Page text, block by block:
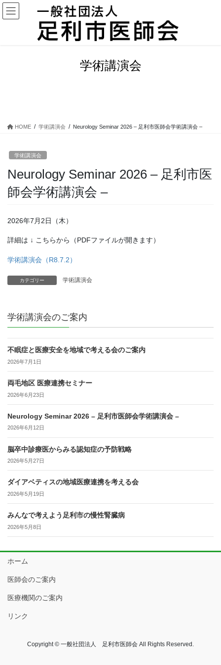
コ
ン
ナ
ビ
学術講演会
HOME 学術講演会 Neurology Seminar 2026 – 足利市医師会学術講演会 –
学術講演会
Neurology Seminar 2026 – 足利市医
師会学術講演会 –
2026年7月2日（木）
詳細は ↓ こちらから（PDFファイルが開きます）
学術講演会（R8.7.2）
カテゴリー 学術講演会
学術講演会のご案内
不眠症と医療安全を地域で考える会のご案内
2026年7月1日
両毛地区 医療連携セミナー
2026年6月23日
Neurology Seminar 2026 – 足利市医師会学術講演会 –
2026年6月12日
脳卒中診療医からみる認知症の予防戦略
2026年5月27日
ダイアベティスの地域医療連携を考える会
2026年5月19日
みんなで考えよう足利市の慢性腎臓病
2026年5月8日
ホーム
医師会のご案内
医療機関のご案内
リンク
Copyright © 一般社団法人 足利市医師会 All Rights Reserved.